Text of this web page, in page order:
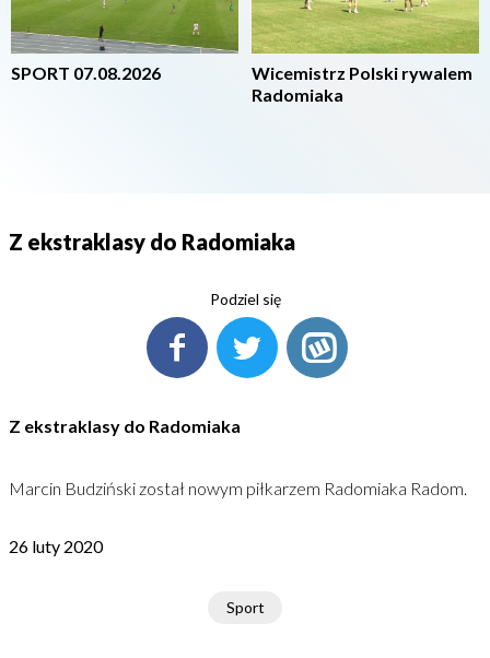
SPORT 07.08.2026
Wicemistrz Polski rywalem
Radomiaka
Z ekstraklasy do Radomiaka
Podziel się
Z ekstraklasy do Radomiaka
Marcin Budziński został nowym piłkarzem Radomiaka Radom.
26 luty 2020
Sport